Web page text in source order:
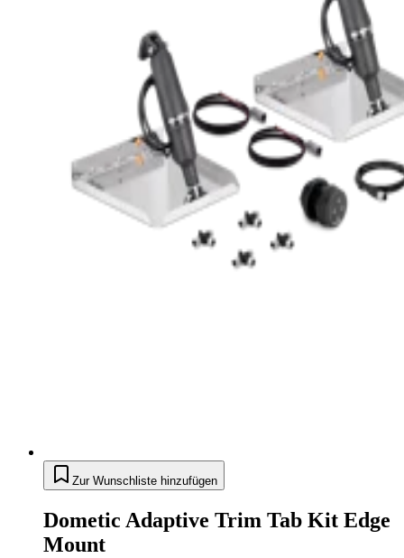
Zur Wunschliste hinzufügen
Dometic Adaptive Trim Tab Kit Edge
Mount